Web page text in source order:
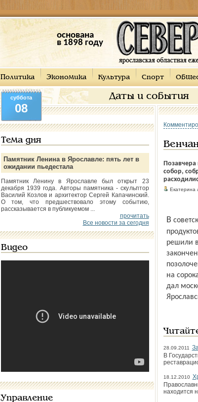
основана
в 1898 году
Политика Экономика Культура Спорт
Даты и события
суббота
08
Тема дня
Памятник Ленина в Ярославле: пять лет в
ожидании пьедестала
Памятник Ленину в Ярославле был открыт 23
декабря 1939 года. Авторы памятника - скульптор
Василий Козлов и архитектор Сергей Капачинский.
О том, что предшествовало этому событию,
рассказывается в публикуемом ...
прочитать
Все новости за сегодня
Видео
Управление
Позавчера
собор,
В советские времена в этом храме располагался овощной склад, затем был
решили
на
дал
28.09.2011
В
18.12.2010
находится